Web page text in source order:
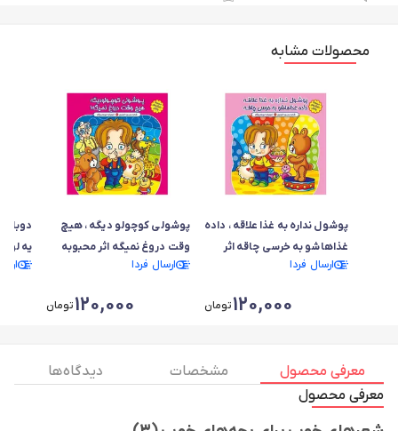
محصولات مشابه
پوشول نداره به غذا علاقه ،‌ داده
غذاهاشو به خرسی چاقه اثر
محبوبه گودرزی
ارسال فردا
120,000تومان
پوشولی کوچولو دیگه ،‌ هیچ
وقت دروغ نمیگه اثر محبوبه
گودرزی
ارسال فردا
120,000تومان
یه
معرفی محصول مشخصات
دیدگاه ها
معرفی محصول